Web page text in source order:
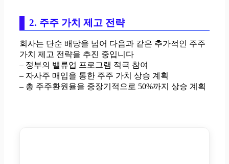
2. 주주 가치 제고 전략
회사는 단순 배당을 넘어 다음과 같은 추가적인 주주
가치 제고 전략을 추진 중입니다
– 정부의 밸류업 프로그램 적극 참여
– 자사주 매입을 통한 주주 가치 상승 계획
– 총 주주환원율을 중장기적으로 50%까지 상승 계획